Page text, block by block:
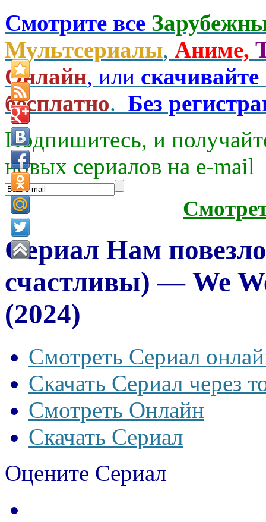
Смотрите все
Мультсериалы, Аниме,
Онлайн, или скачивайте
бесплатно. Без
Подпишитесь, и
новых сериалов на e-mаil
Сериал Нам
счастливы) — We
(2024)
Смотреть Сериал
Скачать Сериал через
Смотреть Онлайн
Скачать Сериал
Оцените Сериал